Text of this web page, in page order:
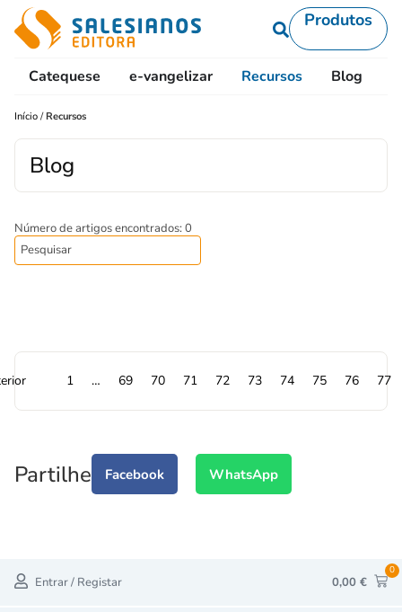
Produtos
Catequese e-vangelizar Recursos Blog
Início /Recursos
Blog
Número de artigos encontrados: 0
1 … 69 70 71 72 73 74 75 76 77
Partilhe Facebook WhatsApp
Entrar / Registar 0,00 €
0